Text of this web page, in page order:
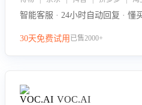
智能客服 · 24小时自动回复 · 懂
30天免费试用 已售2000+
VOC.AI